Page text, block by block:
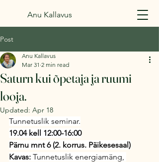
Anu Kallavus
Post
Saturn kui õpetaja ja ruumi
looja.
Anu Kallavus
Mar 31 2 min read
Updated: Apr 18
Tunnetuslik seminar.
19.04 kell 12:00-16:00
Pärnu mnt 6 (2. korrus. Päikesesaal)
Kavas: Tunnetuslik energiamäng,